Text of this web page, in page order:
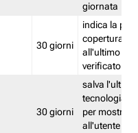
giornata
30 giorni
indica la
copertura
all'ultimo
verificato
30 giorni
salva l'ultima
tecnologia
per
all'utente